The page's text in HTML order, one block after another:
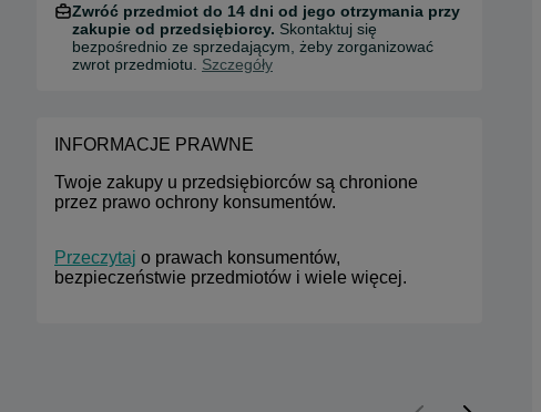
Zwróć przedmiot do 14 dni od jego otrzymania przy
zakupie od przedsiębiorcy. Skontaktuj się
bezpośrednio ze sprzedającym, żeby zorganizować
zwrot przedmiotu. Szczegóły
INFORMACJE PRAWNE
Twoje zakupy u przedsiębiorców są chronione
przez prawo ochrony konsumentów.
Przeczytaj o prawach konsumentów,
bezpieczeństwie przedmiotów i wiele więcej.